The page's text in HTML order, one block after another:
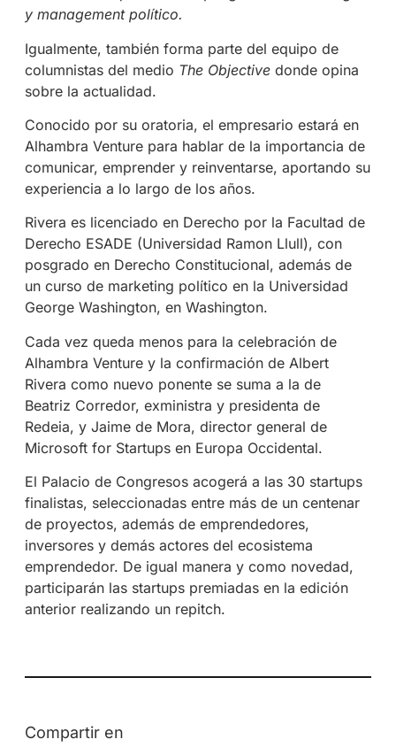
y management político.
Igualmente, también forma parte del equipo de
columnistas del medio The Objectivedonde opina
sobre la actualidad.
Conocido por su oratoria, el empresario estará en
Alhambra Venture para hablar de la importancia de
comunicar, emprender y reinventarse, aportando su
experiencia a lo largo de los años.
Rivera es licenciado en Derecho por la Facultad de
Derecho ESADE (Universidad Ramon Llull), con
posgrado en Derecho Constitucional, además de
un curso de marketing político en la Universidad
George Washington, en Washington.
Cada vez queda menos para la celebración de
Alhambra Venture y la confirmación de Albert
Rivera como nuevo ponente se suma a la de
Beatriz Corredor, exministra y presidenta de
Redeia, y Jaime de Mora, director general de
Microsoft for Startups en Europa Occidental.
El Palacio de Congresos acogerá a las 30 startups
finalistas, seleccionadas entre más de un centenar
de proyectos, además de emprendedores,
inversores y demás actores del ecosistema
emprendedor. De igual manera y como novedad,
participarán las startups premiadas en la edición
anterior realizando un repitch.
Compartir en